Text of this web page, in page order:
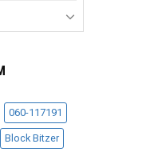
060-117191
Block Bitzer